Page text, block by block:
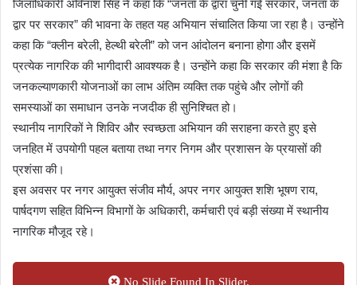
जिलाधिकारी अविनाश सिंह ने कहा कि “जनता के द्वारा चुनी गई सरकार, जनता के
द्वार पर सरकार” की भावना के तहत यह अभियान संचालित किया जा रहा है। उन्होंने
कहा कि “क्लीन बरेली, हेल्थी बरेली” को जन आंदोलन बनाना होगा और इसमें
प्रत्येक नागरिक की भागीदारी आवश्यक है। उन्होंने कहा कि सरकार की मंशा है कि
जनकल्याणकारी योजनाओं का लाभ अंतिम व्यक्ति तक पहुंचे और लोगों की
समस्याओं का समाधान उनके नजदीक ही सुनिश्चित हो।
स्थानीय नागरिकों ने शिविर और स्वच्छता अभियान की सराहना करते हुए इसे
जनहित में उपयोगी पहल बताया तथा नगर निगम और प्रशासन के प्रयासों की
प्रशंसा की।
इस अवसर पर नगर आयुक्त संजीव मौर्य, अपर नगर आयुक्त शशि भूषण राय,
पार्षदगण सहित विभिन्न विभागों के अधिकारी, कर्मचारी एवं बड़ी संख्या में स्थानीय
नागरिक मौजूद रहे।
No Slide Found In Slider.